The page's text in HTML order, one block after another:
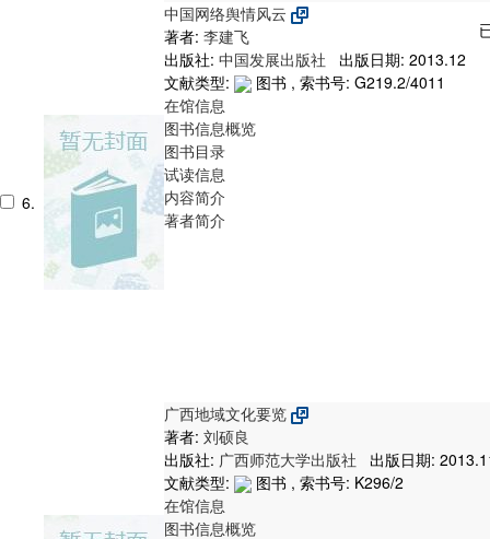
6.
中国网络舆情风云
著者: 李建飞
出版社: 中国发展出版社
出版日期: 2013.12
文献类型:
图书 , 索书号: G219.2/4011
在馆信息
图书信息概览
图书目录
试读信息
内容简介
著者简介
广西地域文化要览
著者: 刘硕良
出版社: 广西师范大学出版社
出版日期:
文献类型:
图书 , 索书号: K296/2
在馆信息
图书信息概览